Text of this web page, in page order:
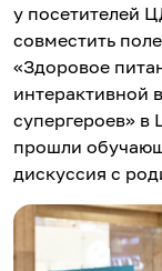
у посетителей
совместить
«Здоровое
интерактивной
супергероев» в
прошли
дискуссия с